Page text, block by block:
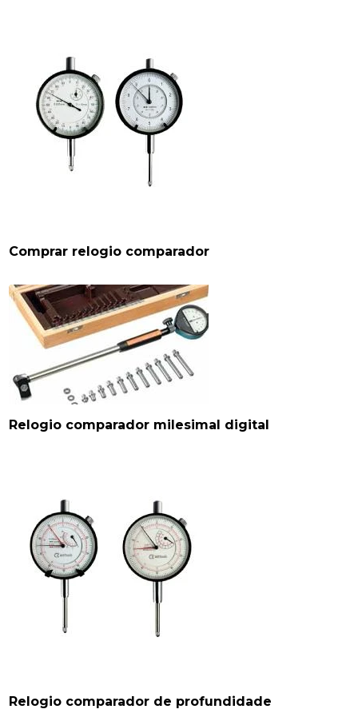
Comprar relogio comparador
Relogio comparador milesimal digital
Relogio comparador de profundidade